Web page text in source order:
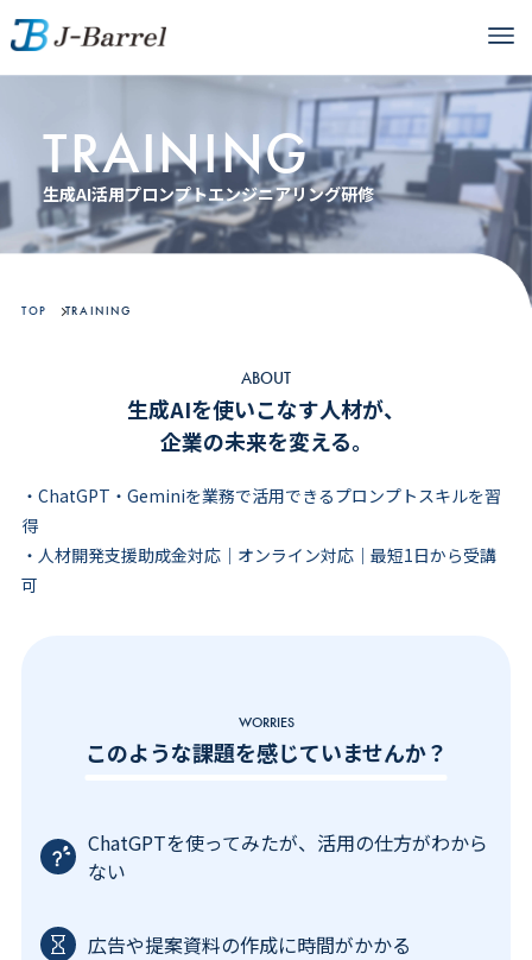
生成AI活用プロンプトエンジニアリング研修
TRAINING
生成AI活用プロンプトエンジニアリング研修
TOP TRAINING
ABOUT
生成AIを使いこなす人材が、
企業の未来を変える。
・ChatGPT・Geminiを業務で活用できるプロンプトスキルを習
得
・人材開発支援助成金対応｜オンライン対応｜最短1日から受講
可
WORRIES
このような課題を感じていませんか？
ChatGPTを使ってみたが、活用の仕方がわから
ない
広告や提案資料の作成に時間がかかる